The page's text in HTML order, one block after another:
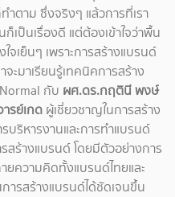
ำตาม ซึ่งจริงๆ แล้วการที่เรา
เป็นเรื่องดี แต่ต้องเข้าใจว่าพื้น
เย็นๆ เพราะการสร้างแบรนด์
ะมาเรียนรู้เทคนิคการสร้าง
กับ ผศ.ดร.กฤตินี พงษ์
รย์เกด ผู้เชี่ยวชาญในการสร้าง
บริหารงานและการทำแบรนด์
ร้างแบรนด์ โดยมีตัวอย่างการ
ยความคิดทั้งแบรนด์ไทยและ
ารสร้างแบรนด์ได้ชัดเจนขึ้น